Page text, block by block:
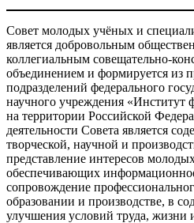
Совет молодых учёных и
является добровольным
коллегиальным совещательно-
объединением и формируется из
подразделений федерального
научного учреждения «Институт
на территории Российской
деятельности Совета является
творческой, научной и
представление интересов
обеспечивающих
сопровождение
образовании и производстве, в
улучшения условий труда, жизни